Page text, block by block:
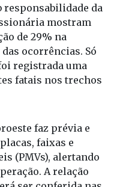
responsabilidade da
mostram
de 29% na
ocorrências. Só
registrada uma
fatais nos trechos
faz prévia e
faixas e
(PMVs), alertando
A relação